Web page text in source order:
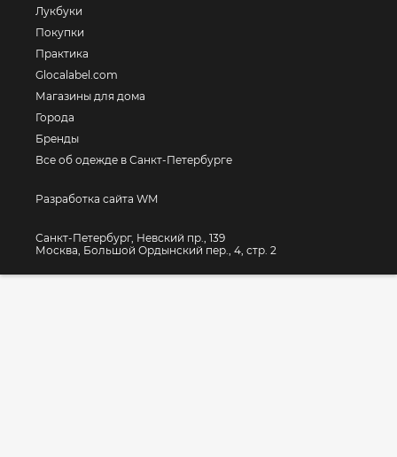
Лукбуки
Покупки
Практика
Glocalabel.com
Магазины для дома
Города
Бренды
Все об одежде в Санкт-Петербурге
Разработка сайта WM
Санкт-Петербург, Невский пр., 139
Москва, Большой Ордынский пер., 4, стр. 2